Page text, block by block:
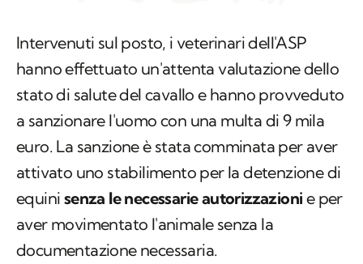
Intervenuti sul posto, i veterinari dell'ASP
hanno effettuato un'attenta valutazione dello
stato di salute del cavallo e hanno provveduto
a sanzionare l'uomo con una multa di 9 mila
euro. La sanzione è stata comminata per aver
attivato uno stabilimento per la detenzione di
equini senza le necessarie autorizzazioni e per
aver movimentato l'animale senza la
documentazione necessaria.